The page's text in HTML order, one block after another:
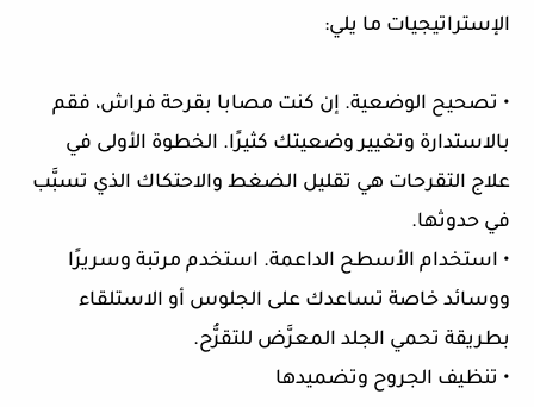
الإستراتيجيات ما يلي:
• تصحيح الوضعية. إن كنت مصابا بقرحة فراش، فقم
بالاستدارة وتغيير وضعيتك كثيرًا. الخطوة الأولى في
علاج التقرحات هي تقليل الضغط والاحتكاك الذي تسبَّب
في حدوثها.
• استخدام الأسطح الداعمة. استخدم مرتبة وسريرًا
ووسائد خاصة تساعدك على الجلوس أو الاستلقاء
بطريقة تحمي الجلد المعرَّض للتقرُّح.
• تنظيف الجروح وتضميدها